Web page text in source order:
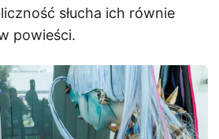
słucha ich równie
powieści.